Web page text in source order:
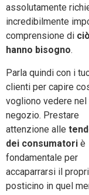
assolutamente
incredibilmente
comprensione di
hanno bisogno.
Parla quindi con i
clienti per capire
vogliono vedere nel
negozio. Prestare
attenzione alle
dei consumatori è
fondamentale per
accaparrarsi il
posticino in quel